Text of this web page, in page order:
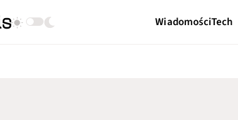
WiadomościTech